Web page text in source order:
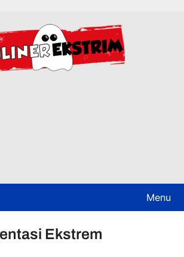
Menu
Ekstrem